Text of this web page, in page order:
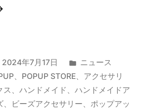
2024年7月17日
カ
テ
ゴ
リ
ニュース
、 POPUP STORE、 アクセサリ
ス 、 ハンドメイド 、 ハンドメイドア
、 ビーズアクセサリー、 ポップアッ